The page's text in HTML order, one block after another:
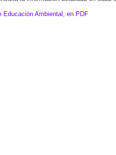
Educación Ambiental, en PDF